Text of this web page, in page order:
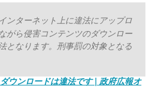
ンターネット上に違法にアップロ
がら侵害コンテンツのダウンロー
となります。刑事罰の対象となる
ウンロードは違法です | 政府広報オ